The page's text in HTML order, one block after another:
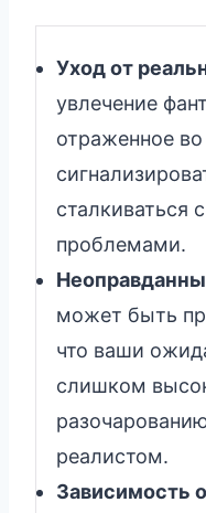
Уход от
увлечение
отраженное
сталкиваться
проблемами.
может быть
что ваши
слишком
реалистом.
Зависимость